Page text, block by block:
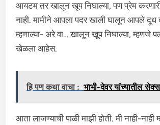
आयटम तर खालून खूप निघाल्या, पण प्रेम
नाही. मामीने आपला पदर खाली घालून आपले
म्हणाल्या- अरे वा… खालून खूप निघाल्या, म्हणजे
खेळला आहेस.
हि पण कथा वाचा : भाभी-देवर यांच्यातील
आता लाजण्याची पाळी माझी होती. मी नाही-नाही